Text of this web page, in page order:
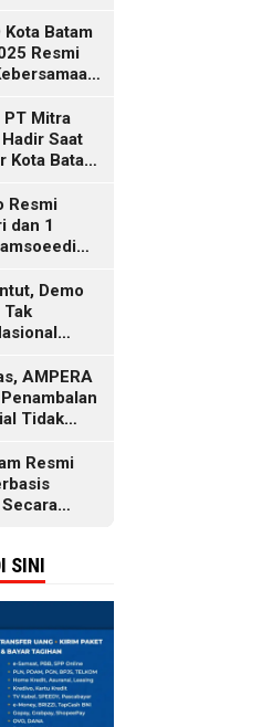
Kota Batam
Resmi
PT Mitra
Saat
Kota Batam
Resmi
dan 1
Demo
Tak
AMPERA
Tidak
Resmi
SINI